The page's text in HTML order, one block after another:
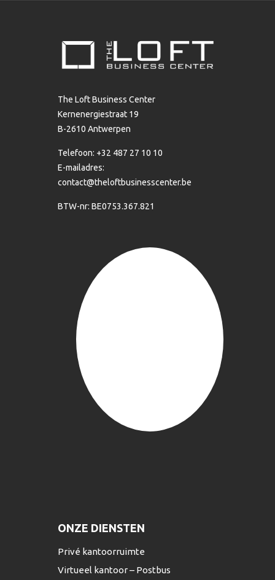
The Loft Business Center
Kernenergiestraat 19
B-2610 Antwerpen
Telefoon: +32 487 27 10 10
E-mailadres:
contact@theloftbusinesscenter.be
BTW-nr: BE0753.367.821
ONZE DIENSTEN
Privé kantoorruimte
Virtueel kantoor – Postbus